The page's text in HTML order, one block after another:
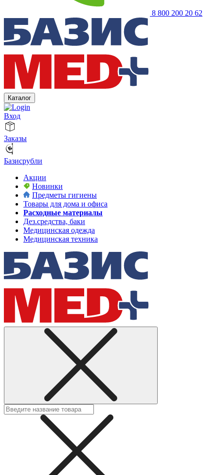
8 800 200 20 62
Каталог
Вход
Заказы
Базисрубли
Акции
Новинки
Предметы гигиены
Товары для дома и офиса
Расходные материалы
Дез.средства, баки
Медицинская одежда
Медицинская техника